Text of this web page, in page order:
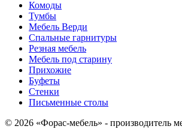
Комоды
Тумбы
Мебель Верди
Спальные гарнитуры
Резная мебель
Мебель под старину
Прихожие
Буфеты
Стенки
Письменные столы
© 2026 «Форас-мебель» - производитель